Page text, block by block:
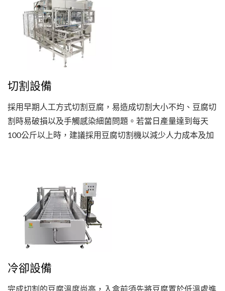
切割設備
採用早期人工方式切割豆腐，易造成切割大小不均、豆腐切
割時易破損以及手觸感染細菌問題。若當日產量達到每天
100公斤以上時，建議採用豆腐切割機以減少人力成本及加
切割設備使用簡單且可快速更換刀片，並調整各式切割尺
寸。永順利的自動切割設備結合PLC控制器介面，可切換兩
種語言，透過手指按壓更改系統命令，操作簡單方便。近年
來消費者越來越重視食安問題，永順利將CIP清洗程序運用
於機台中，機器零件易拆卸清洗，洗潔力增加讓機台細縫及
死角不容易滋生細菌，此外永順利特別注重使用者體驗及消
費者使用感受，為食品製造安全嚴格把關。
冷卻設備